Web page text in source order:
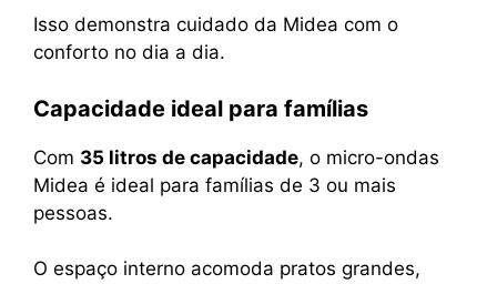
Isso demonstra cuidado da Midea com o
conforto no dia a dia.
Capacidade ideal para famílias
Com 35 litros de capacidade, o micro-ondas
Midea é ideal para famílias de 3 ou mais
pessoas.
O espaço interno acomoda pratos grandes,